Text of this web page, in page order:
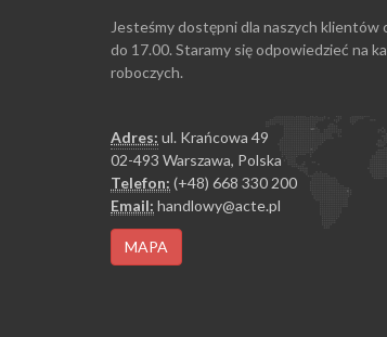
Jesteśmy dostępni dla naszych klientów
do 17.00. Staramy się odpowiedzieć na
roboczych.
Adres: ul. Krańcowa 49
02-493 Warszawa, Polska
Telefon: (+48) 668 330 200
Email: handlowy@acte.pl
MAPA